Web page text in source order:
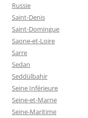
Russie
Saint-Denis
Saint-Domingue
Saone-et-Loire
Sarre
Sedan
Seddülbahir
Seine Inférieure
Seine-et-Marne
Seine-Maritime